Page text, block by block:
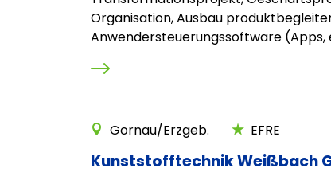
Organisation, Ausbau
Anwendersteuerungssoftware
Gornau/Erzgeb. EFRE
Kunststofftechnik Weißbach